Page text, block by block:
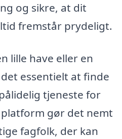
og sikre, at dit
fremstår prydeligt.
lille have eller en
essentielt at finde
tjeneste for
gør det nemt
fagfolk, der kan